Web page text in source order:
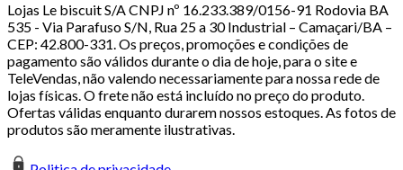
Lojas Le biscuit S/A CNPJ nº 16.233.389/0156-91 Rodovia BA
535 - Via Parafuso S/N, Rua 25 a 30 Industrial – Camaçari/BA –
CEP: 42.800-331. Os preços, promoções e condições de
pagamento são válidos durante o dia de hoje, para o site e
TeleVendas, não valendo necessariamente para nossa rede de
lojas físicas. O frete não está incluído no preço do produto.
Ofertas válidas enquanto durarem nossos estoques. As fotos de
produtos são meramente ilustrativas.